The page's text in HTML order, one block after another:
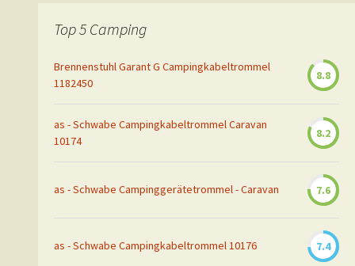
Top 5 Camping
Brennenstuhl Garant G Campingkabeltrommel
1182450
8.8
as - Schwabe Campingkabeltrommel Caravan
10174
8.2
as - Schwabe Campinggerätetrommel - Caravan 7.6
as - Schwabe Campingkabeltrommel 10176 7.4